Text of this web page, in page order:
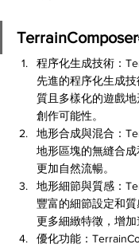
程序化生成技術：
先進的程序化生成
質且多樣化的遊戲
創作可能性。
地形合成與混合：
地形區塊的無縫合
更加自然流暢。
地形細節與質感：
豐富的細節設定和
更多細緻特徵，增加
優化功能：